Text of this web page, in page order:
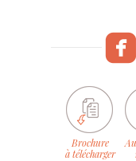
Brochure
à télécharger